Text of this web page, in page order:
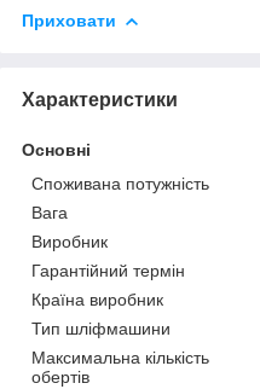
Приховати
Характеристики
Основні
Споживана потужність
Вага
Виробник
Гарантійний термін
Країна виробник
Тип шліфмашини
Максимальна кількість
обертів